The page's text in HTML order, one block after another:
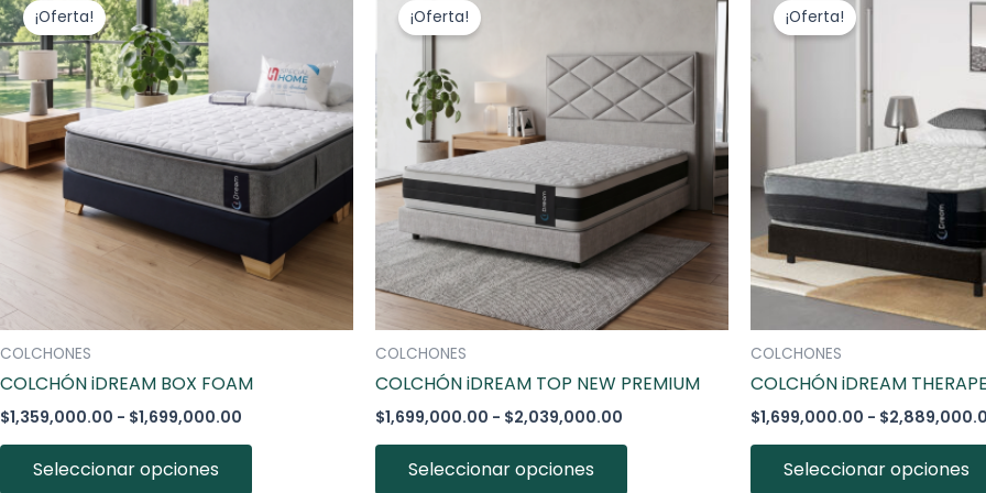
¡Oferta!
COLCHONES
COLCHÓN iDREAM BOX FOAM
$1,359,000.00 - $1,699,000.00
$1,359,000.00
hasta
$1,699,000.00
Seleccionar opciones
múltiples
variantes.
Las
opciones
se
pueden
elegir
en
página
producto
¡Oferta!
COLCHONES
COLCHÓN iDREAM TOP NEW PREMIUM
$1,699,000.00 - $2,039,000.00
$1,699,000.00
hasta
$2,039,000.00
Seleccionar opciones
tiene
múltiples
variantes.
opciones
se
pueden
elegir
en
la
página
producto
¡Oferta!
COLCHONES
COLCHÓN iDREAM
$1,699,000.00 - $
Seleccionar opciones